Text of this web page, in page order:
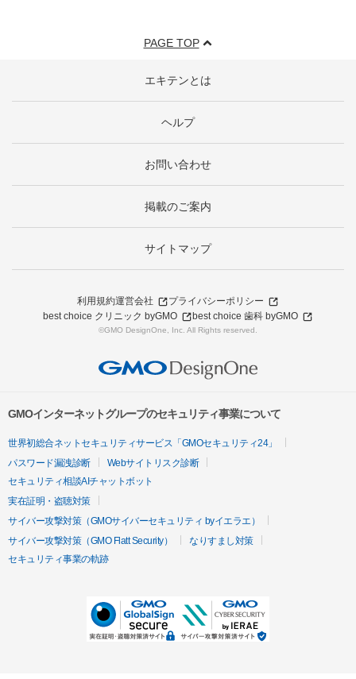
PAGE TOP
エキテンとは
ヘルプ
お問い合わせ
掲載のご案内
サイトマップ
利用規約運営会社
プライバシーポリシー
best choice クリニック byGMO
best choice 歯科 byGMO
©GMO DesignOne, Inc. All Rights reserved.
GMOインターネットグループのセキュリティ事業について
世界初総合ネットセキュリティサービス「GMOセキュリティ24」
パスワード漏洩診断
Webサイトリスク診断
セキュリティ相談AIチャットボット
実在証明・盗聴対策
サイバー攻撃対策（GMOサイバーセキュリティ byイエラエ）
サイバー攻撃対策（GMO Flatt Security）
なりすまし対策
セキュリティ事業の軌跡